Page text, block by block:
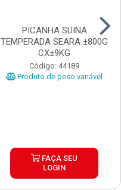
PICANHA SUINA
TEMPERADA SEARA ±800G
CX±9KG
Código: 44189
Produto de peso variável
FAÇA SEU
LOGIN